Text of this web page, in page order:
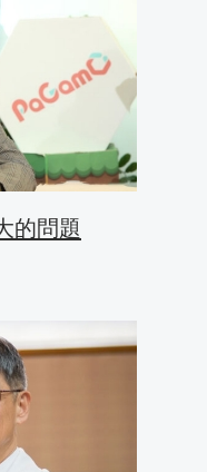
的問題